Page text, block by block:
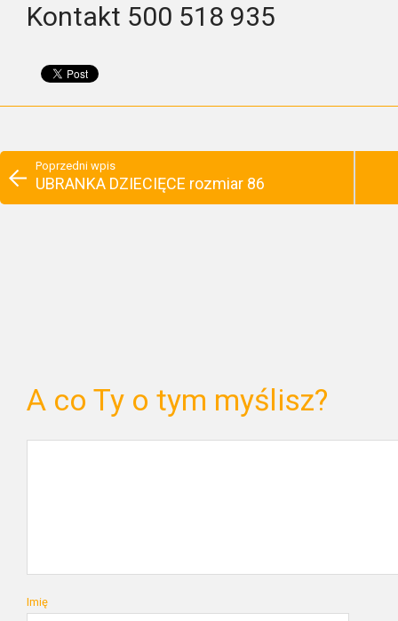
Kontakt 500 518 935
Poprzedni wpis
UBRANKA DZIECIĘCE rozmiar 86
A co Ty o tym myślisz?
Imię